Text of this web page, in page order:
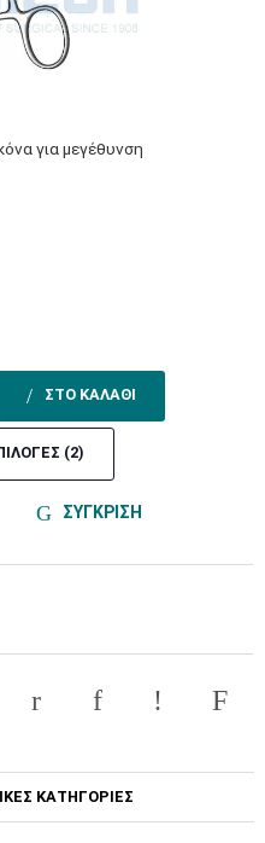
για μεγέθυνση
ΣΤΟ ΚΑΛΑΘΙ
(2)
ΣΥΓΚΡΙΣΗ
ΚΑΤΗΓΟΡΙΕΣ